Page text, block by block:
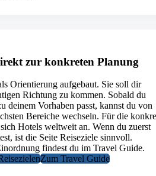
zur konkreten Planung
Orientierung aufgebaut. Sie soll dir
Richtung zu kommen. Sobald du
deinem Vorhaben passt, kannst du von
Bereiche wechseln. Für die
Hotels weltweit an. Wenn du zuerst
ist die Seite Reiseziele sinnvoll.
findest du im Travel Guide.
Zum Travel Guide